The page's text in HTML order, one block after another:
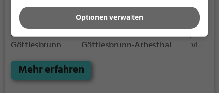
Der Picknickplatz Göttlesbrunn Göttlesbrunn-
Arbesthal ist ein Picknickplatz in Göttlesbrunn. Bei
schönem Wetter bietet der Picknickplatz
Göttlesbrunn Göttlesbrunn-Arbesthal viele
Egal ob als Ziel für einen Tagesausflug oder als kurze
Pause zwischendurch, der Picknickplatz
Mehr erfahren
Optionen verwalten